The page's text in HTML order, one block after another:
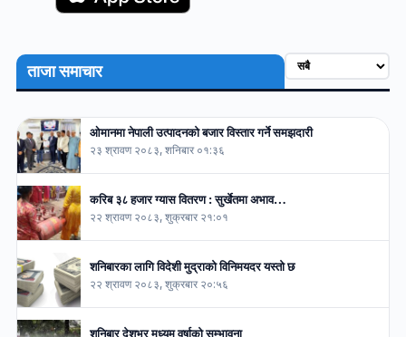
ताजा समाचार
ओमानमा नेपाली उत्पादनको बजार विस्तार गर्ने समझदारी
२३ श्रावण २०८३, शनिबार ०१:३६
करिब ३८ हजार ग्यास वितरण : सुर्खेतमा अभाव…
२२ श्रावण २०८३, शुक्रबार २१:०१
शनिबारका लागि विदेशी मुद्राको विनिमयदर यस्तो छ
२२ श्रावण २०८३, शुक्रबार २०:५६
शनिबार देशभर मध्यम वर्षाको सम्भावना